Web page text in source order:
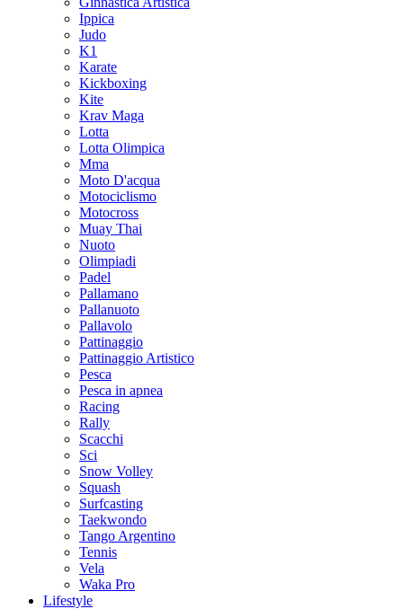
Ippica
Judo
K1
Karate
Kickboxing
Kite
Krav Maga
Lotta
Lotta Olimpica
Mma
Moto D'acqua
Motociclismo
Motocross
Muay Thai
Nuoto
Olimpiadi
Padel
Pallamano
Pallanuoto
Pallavolo
Pattinaggio
Pattinaggio Artistico
Pesca
Pesca in apnea
Racing
Rally
Scacchi
Sci
Snow Volley
Squash
Surfcasting
Taekwondo
Tango Argentino
Tennis
Vela
Waka Pro
Lifestyle